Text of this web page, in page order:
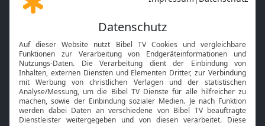
Gott und Bibel erklärt
Neuigkeiten
Mobile App
Smart TV
HbbTV
Bibelthek Online-Bibel
Nächster Gottesdienst